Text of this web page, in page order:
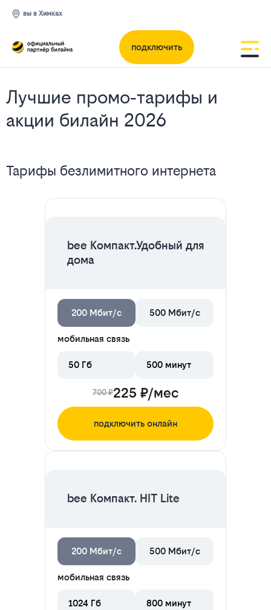
вы в Химках
подключить
Лучшие промо‑тарифы и
акции билайн 2026
Тарифы безлимитного интернета
bee Компакт.Удобный для
дома
200 Мбит/с 500 Мбит/с
мобильная связь
50 Гб 500 минут
700 ₽225 ₽/мес
подключить онлайн
bee Компакт. HIT Lite
200 Мбит/с 500 Мбит/с
мобильная связь
1024 Гб 800 минут
Все
тарифы